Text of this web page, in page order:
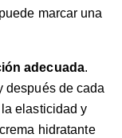
marcar una
adecuada.
después de cada
elasticidad y
hidratante